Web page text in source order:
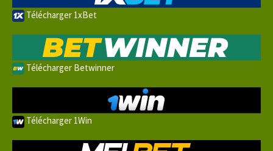
Télécharger 1xBet
Télécharger Betwinner
Télécharger 1Win